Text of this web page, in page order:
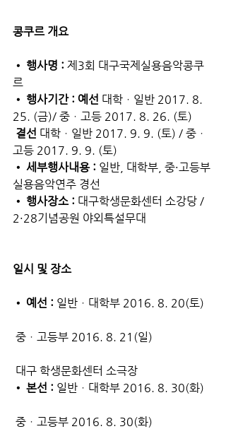
콩쿠르 개요
• 행사명 : 제3회 대구국제실용음악콩쿠
르
• 행사기간 : 예선 대학ㆍ일반 2017. 8.
25. (금)/ 중ㆍ고등 2017. 8. 26. (토)
결선 대학ㆍ일반 2017. 9. 9. (토) / 중ㆍ
고등 2017. 9. 9. (토)
• 세부행사내용 : 일반, 대학부, 중·고등부
실용음악연주 경선
• 행사장소 : 대구학생문화센터 소강당 /
2·28기념공원 야외특설무대
일시 및 장소
• 예선 : 일반ㆍ대학부 2016. 8. 20(토)
중ㆍ고등부 2016. 8. 21(일)
대구 학생문화센터 소극장
• 본선 : 일반ㆍ대학부 2016. 8. 30(화)
중ㆍ고등부 2016. 8. 30(화)